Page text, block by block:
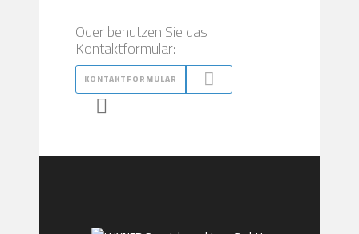
Oder benutzen Sie das
Kontaktformular:
KONTAKTFORMULAR